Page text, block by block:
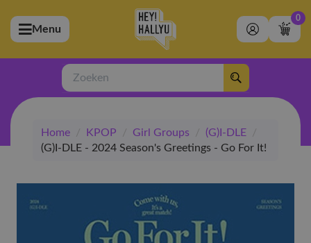
(Artiesten)
(Merchandise)
(Exclusive)
(Winkel)
Menu
0
Zoeken
Home / KPOP / Girl Groups / (G)I-DLE
/
(G)I-DLE - 2024 Season's Greetings - Go For It!